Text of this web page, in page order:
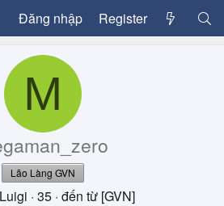
Đăng nhập Register
M
Lão Làng GVN
· 35 · đến từ [GVN]